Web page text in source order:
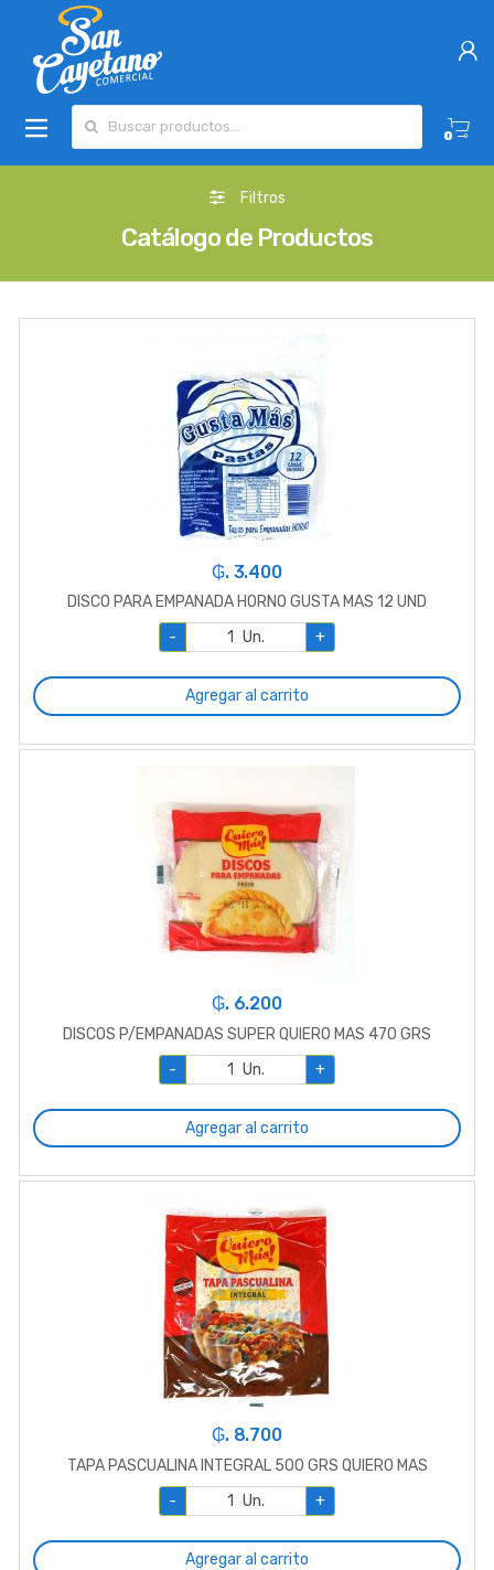
0
Filtros
Catálogo de Productos
₲. 3.400
DISCO PARA EMPANADA HORNO GUSTA MAS 12 UND
-
Un. +
Agregar al carrito
₲. 6.200
DISCOS P/EMPANADAS SUPER QUIERO MAS 470 GRS
-
Un. +
Agregar al carrito
₲. 8.700
TAPA PASCUALINA INTEGRAL 500 GRS QUIERO MAS
-
Un. +
Agregar al carrito